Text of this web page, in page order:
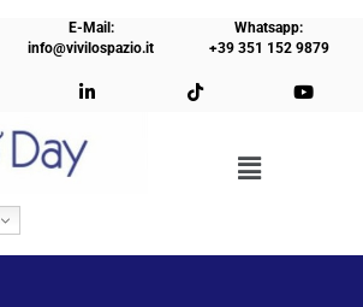
E-Mail:
info@vivilospazio.it
Whatsapp:
+39 351 152 9879